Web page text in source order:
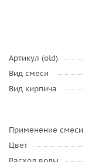
Артикул (old)
Вид смеси
Вид кирпича
Применение смеси
Цвет